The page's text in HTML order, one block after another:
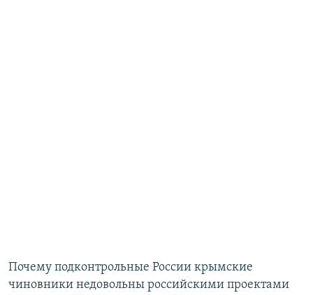
Почему подконтрольные России крымские
чиновники недовольны российскими проектами